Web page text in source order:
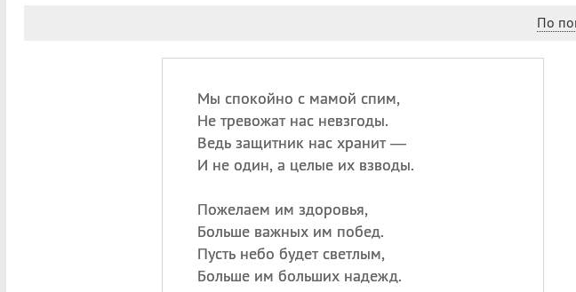
По
Мы спокойно с мамой спим,
Не тревожат нас невзгоды.
Ведь защитник нас хранит —
И не один, а целые их взводы.
Пожелаем им здоровья,
Больше важных им побед.
Пусть небо будет светлым,
Больше им больших надежд.